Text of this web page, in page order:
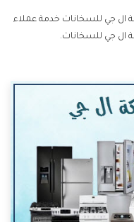
ال جي للسخانات خدمة عملاء
ال جي للسخانات.